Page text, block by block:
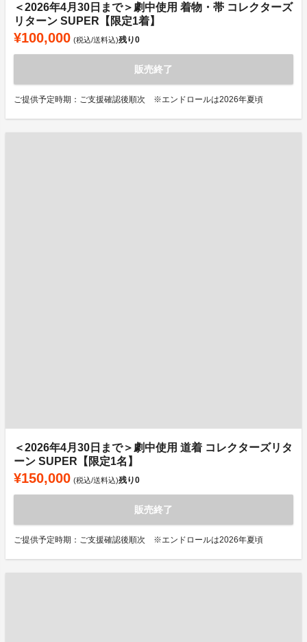
＜2026年4月30日まで＞劇中使用 着物・帯 コレクターズ
リターン SUPER【限定1着】
¥100,000 (税込/送料込)残り0
販売終了
ご提供予定時期：ご支援確認後順次 ※エンドロールは2026年夏頃
＜2026年4月30日まで＞劇中使用 道着 コレクターズリタ
ーン SUPER【限定1名】
¥150,000 (税込/送料込)残り0
販売終了
ご提供予定時期：ご支援確認後順次 ※エンドロールは2026年夏頃